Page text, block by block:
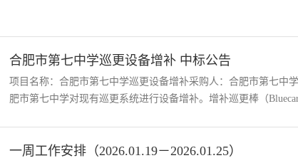
合肥市第七中学巡更设备增补 中标公告
项目名称：合肥市第七中学巡更设备增补采购人：合肥市第七中
肥市第七中学对现有巡更系统进行设备增补。增补巡更棒（
一周工作安排（2026.01.19－2026.01.25）